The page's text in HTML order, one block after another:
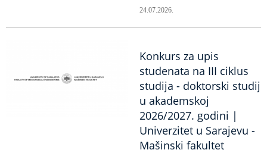
24.07.2026.
Konkurs za upis
studenata na III ciklus
studija - doktorski studij
u akademskoj
2026/2027. godini |
Univerzitet u Sarajevu -
Mašinski fakultet